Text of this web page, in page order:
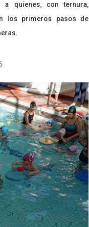
a quienes, con ternura,
los primeros pasos de